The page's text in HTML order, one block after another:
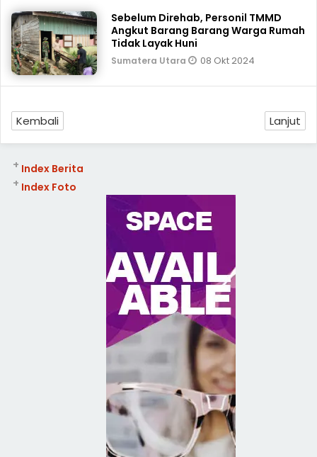
Sebelum Direhab, Personil TMMD
Angkut Barang Barang Warga Rumah
Tidak Layak Huni
Sumatera Utara 08 Okt 2024
Kembali Lanjut
Index Berita
+
Index Foto
+